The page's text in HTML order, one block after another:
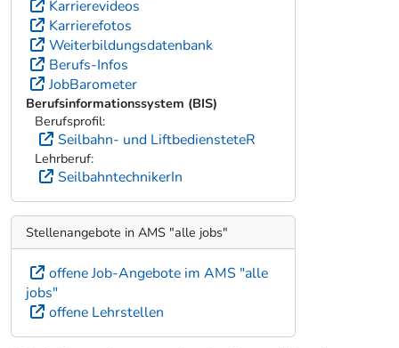
Karrierevideos
Karrierefotos
Weiterbildungsdatenbank
Berufs-Infos
JobBarometer
Berufsinformationssystem (BIS)
Berufsprofil:
Seilbahn- und LiftbediensteteR
Lehrberuf:
SeilbahntechnikerIn
Stellenangebote in AMS "alle jobs"
offene Job-Angebote im AMS "alle
jobs"
offene Lehrstellen